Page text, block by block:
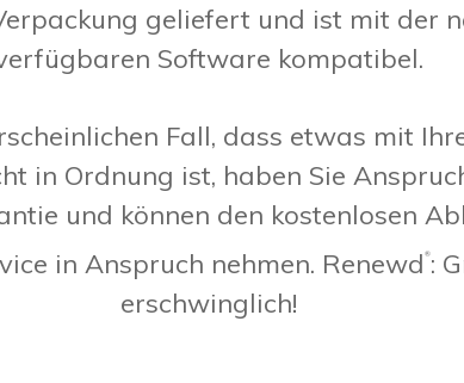
geliefert und ist mit der
Software kompatibel.
Fall, dass etwas mit
in Ordnung ist, haben Sie
und können den kostenlosen
in Anspruch nehmen. Renewd ®:
erschwinglich!